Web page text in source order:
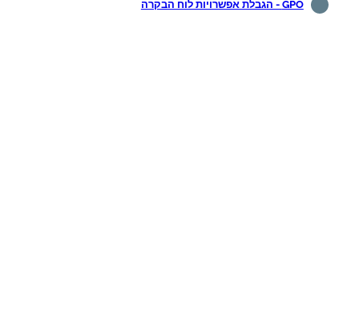
GPO - הגבלת אפשרויות לוח הבקרה